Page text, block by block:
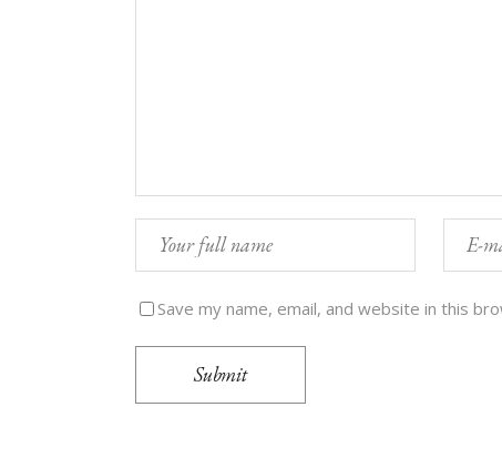
Save my name, email, and website in this